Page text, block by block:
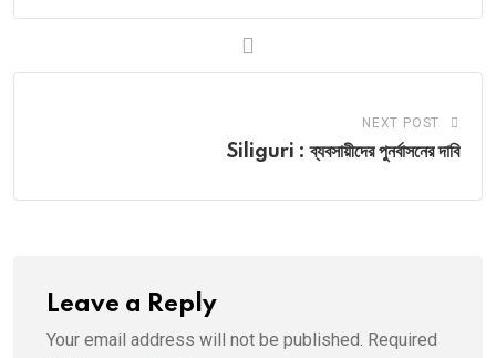
NEXT POST
Siliguri : ব্যবসায়ীদের পুনর্বাসনের দাবি
Leave a Reply
Your email address will not be published. Required